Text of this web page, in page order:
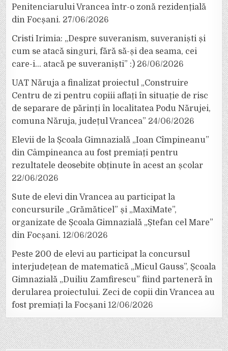
Penitenciarului Vrancea într-o zonă rezidențială
din Focșani. 27/06/2026
Cristi Irimia: „Despre suveranism, suveraniști și
cum se atacă singuri, fără să-și dea seama, cei
care-i… atacă pe suveraniști” :) 26/06/2026
UAT Năruja a finalizat proiectul „Construire
Centru de zi pentru copiii aflați în situație de risc
de separare de părinți în localitatea Podu Nărujei,
comuna Năruja, județul Vrancea” 24/06/2026
Elevii de la Școala Gimnazială „Ioan Cîmpineanu”
din Câmpineanca au fost premiați pentru
rezultatele deosebite obținute în acest an școlar
22/06/2026
Sute de elevi din Vrancea au participat la
concursurile „Grămăticel” și „MaxiMate”,
organizate de Școala Gimnazială „Ștefan cel Mare”
din Focșani. 12/06/2026
Peste 200 de elevi au participat la concursul
interjudețean de matematică „Micul Gauss”, Școala
Gimnazială „Duiliu Zamfirescu” fiind parteneră în
derularea proiectului. Zeci de copii din Vrancea au
fost premiați la Focșani 12/06/2026